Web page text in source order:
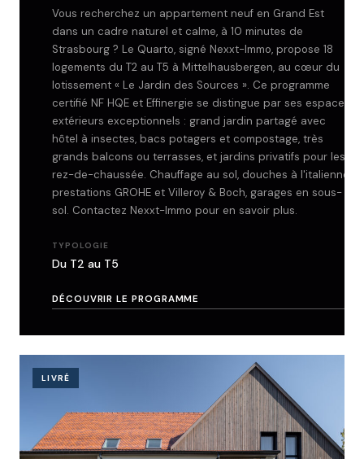
Vous recherchez un appartement neuf en Grand Est
dans un cadre naturel et calme, à 10 minutes de
Strasbourg ? Le Quarto, signé Nexxt-Immo, propose 18
logements du T2 au T5 à Mittelhausbergen, au cœur du
lotissement « Le Jardin des Sources ». Ce programme
certifié NF HQE et Effinergie se distingue par ses espaces
extérieurs exceptionnels : grand jardin partagé avec
hôtel à insectes, bacs potagers et compostage, très
grands balcons ou terrasses, et jardins privatifs pour les
rez-de-chaussée. Chauffage au sol, douches à l'italienne,
prestations GROHE et Villeroy & Boch, garages en sous-
sol. Contactez Nexxt-Immo pour en savoir plus.
TYPOLOGIE
Du T2 au T5
DÉCOUVRIR LE PROGRAMME
LIVRÉ